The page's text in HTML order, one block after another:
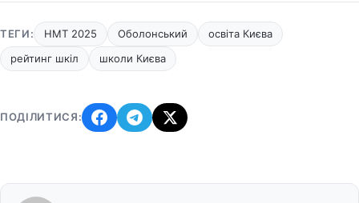
ТЕГИ: НМТ 2025 Оболонський
освіта Києва
рейтинг шкіл
школи Києва
ПОДІЛИТИСЯ: